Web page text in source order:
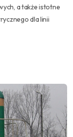
a także istotne
dla linii